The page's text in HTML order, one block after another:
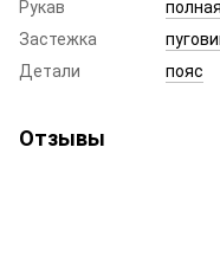
Рукав
Застежка
Детали
пояс
Отзывы